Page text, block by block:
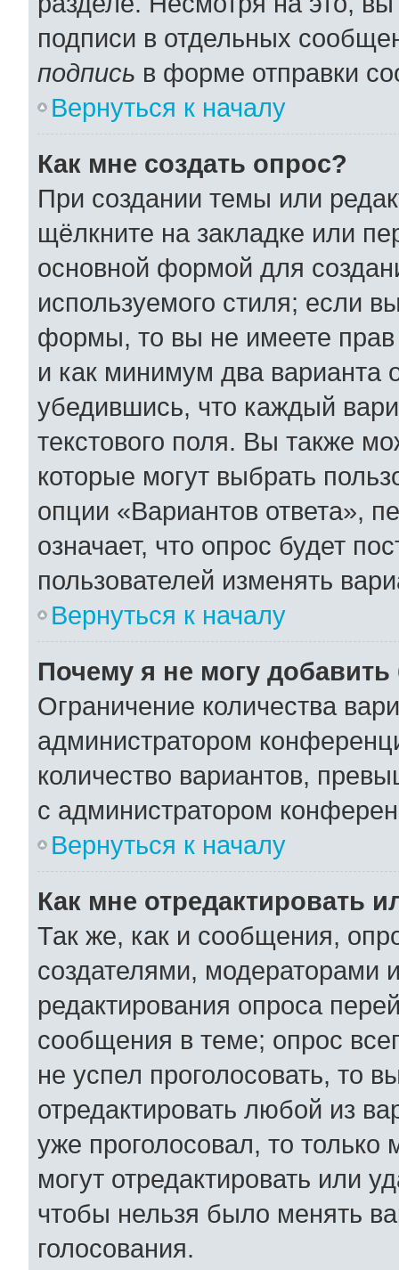
подписи в отдельных
подпись в форме отправки
Вернуться к началу
Как мне создать опрос?
При создании темы или
щёлкните на закладке или
основной формой для
используемого стиля; если
формы, то вы не имеете прав
и как минимум два варианта
убедившись, что каждый
текстового поля. Вы также
которые могут выбрать
опции «Вариантов ответа»,
означает, что опрос будет
пользователей изменять
Вернуться к началу
Почему я не могу
Ограничение количества
администратором
количество вариантов,
с администратором
Вернуться к началу
Как мне отредактировать
Так же, как и сообщения,
создателями, модераторами
редактирования опроса
сообщения в теме; опрос
не успел проголосовать, то
отредактировать любой из
уже проголосовал, то
могут отредактировать или
чтобы нельзя было менять
голосования.